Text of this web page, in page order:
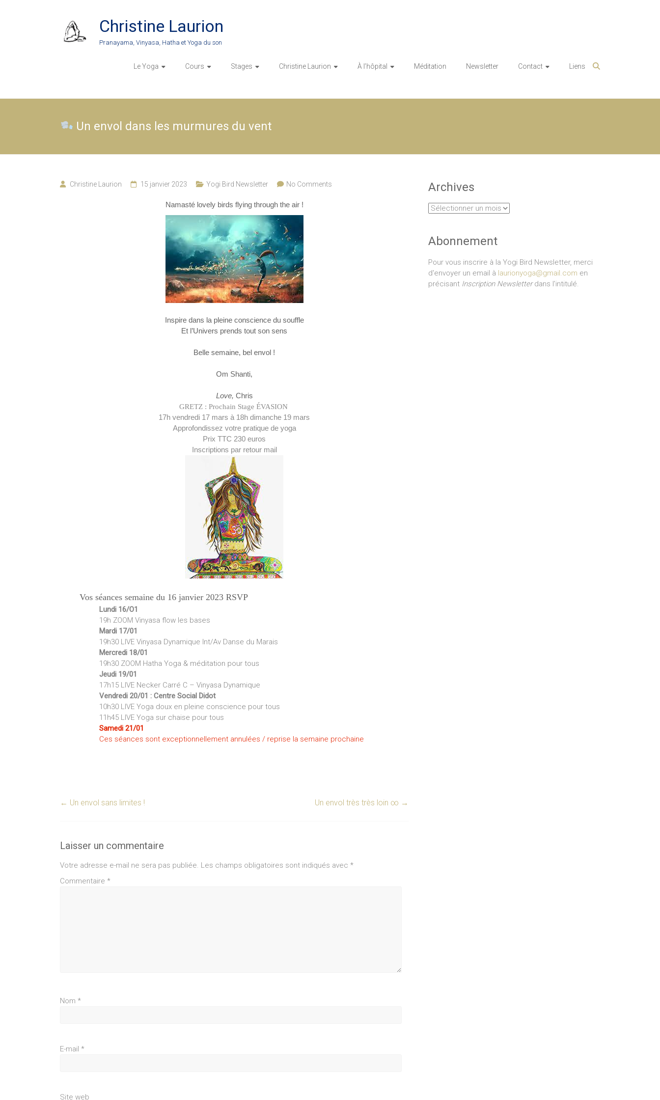
Christine Laurion
Pranayama, Vinyasa, Hatha et Yoga du son
Le Yoga Cours Stages Christine Laurion À l’hôpital Méditation Newsletter Contact Liens
Un envol dans les murmures du vent
Christine Laurion 15 janvier 2023 Yogi Bird Newsletter No Comments
Namasté lovely birds flying through the air !
Inspire dans la pleine conscience du souffle
Et l’Univers prends tout son sens
Belle semaine, bel envol !
Om Shanti,
Love, Chris
GRETZ : Prochain Stage ÉVASION
17h vendredi 17 mars à 18h dimanche 19 mars
Approfondissez votre pratique de yoga
Prix TTC 230 euros
Inscriptions par retour mail
Vos séances semaine du 16 janvier 2023 RSVP
Lundi 16/O1
19h ZOOM Vinyasa flow les bases
Mardi 17/01
19h30 LIVE Vinyasa Dynamique Int/Av Danse du Marais
Mercredi 18/01
19h30 ZOOM Hatha Yoga & méditation pour tous
Jeudi 19/01
17h15 LIVE Necker Carré C – Vinyasa Dynamique
Vendredi 20/01 : Centre Social Didot
10h30 LIVE Yoga doux en pleine conscience pour tous
11h45 LIVE Yoga sur chaise pour tous
Samedi 21/01
Ces séances sont exceptionnellement annulées / reprise la semaine prochaine
← Un envol sans limites ! Un envol très très loin ∞ →
Laisser un commentaire
Votre adresse e-mail ne sera pas publiée. Les champs obligatoires sont indiqués avec *
Commentaire *
Nom *
E-mail *
Site web
Archives
Archives
Abonnement
Pour vous inscrire à la Yogi Bird Newsletter, merci
d'envoyer un email à laurionyoga@gmail.com en
précisant Inscription Newsletterdans l'intitulé.